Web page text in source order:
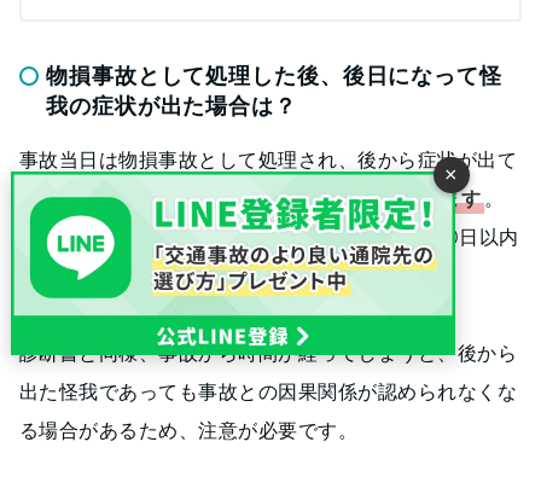
物損事故として処理した後、後日になって怪
我の症状が出た場合は？
事故当日は物損事故として処理され、後から症状が出て
きた場合は、
人身事故へ切り替えることができます。
ただし、この切り替えは、原則として事故から10日以内
に行うようにしてください。
診断書と同様、事故から時間が経ってしまうと、後から
出た怪我であっても事故との因果関係が認められなくな
る場合があるため、注意が必要です。
×